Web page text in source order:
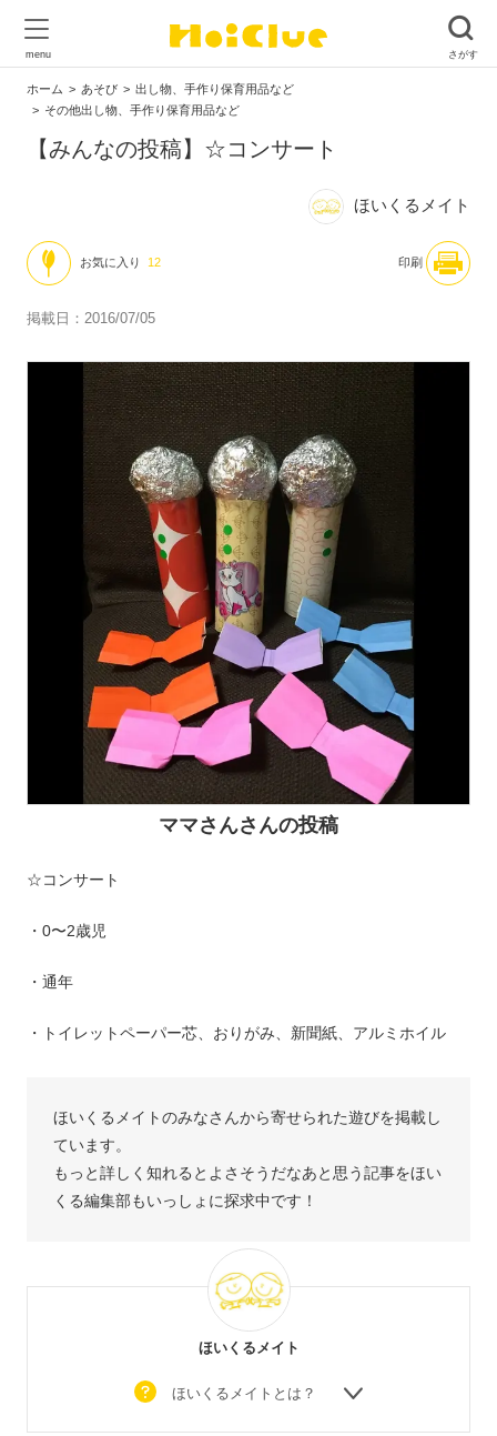
ホーム あそび
出し物、手作り保育用品など
その他出し物、手作り保育用品など
【みんなの投稿】☆コンサート
ほいくるメイト
お気に入り 12 印刷
掲載日：2016/07/05
ママさんさんの投稿
☆コンサート
・0〜2歳児
・通年
・トイレットペーパー芯、おりがみ、新聞紙、アルミホイル
ほいくるメイトのみなさんから寄せられた遊びを掲載し
ています。
もっと詳しく知れるとよさそうだなあと思う記事をほい
くる編集部もいっしょに探求中です！
ほいくるメイト
ほいくるメイトとは？